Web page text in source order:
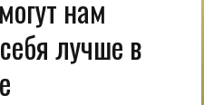
нам
лучше в